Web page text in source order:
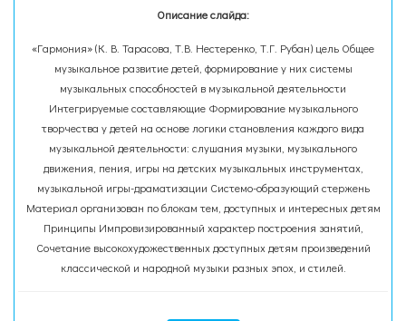
Описание слайда:
«Гармония» (К. В. Тарасова, Т.В. Нестеренко, Т.Г. Рубан) цель Общее
музыкальное развитие детей, формирование у них системы
музыкальных способностей в музыкальной деятельности
Интегрируемые составляющие Формирование музыкального
творчества у детей на основе логики становления каждого вида
музыкальной деятельности: слушания музыки, музыкального
движения, пения, игры на детских музыкальных инструментах,
музыкальной игры-драматизации Системо-образующий стержень
Материал организован по блокам тем, доступных и интересных детям
Принципы Импровизированный характер построения занятий,
Сочетание высокохудожественных доступных детям произведений
классической и народной музыки разных эпох, и стилей.